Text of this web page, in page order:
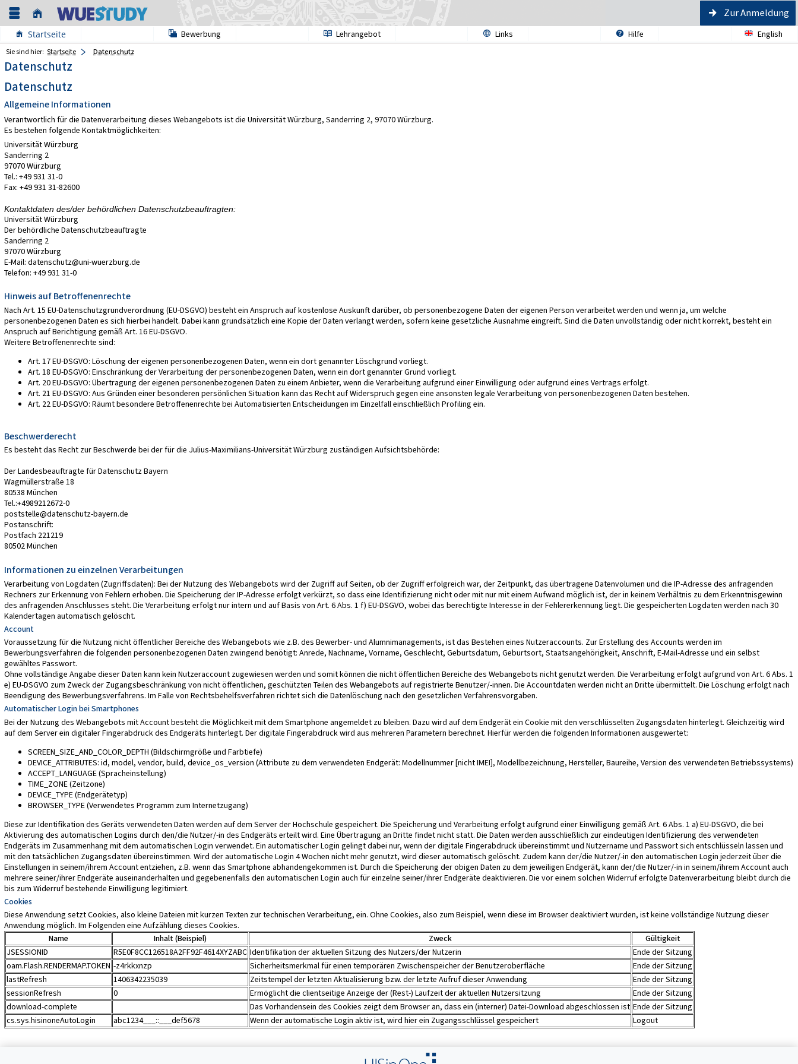
Zur Anmeldung
Startseite Bewerbung Lehrangebot Links Hilfe English
Sie sind hier: Startseite Datenschutz
Datenschutz
Datenschutz
Allgemeine Informationen
Verantwortlich für die Datenverarbeitung dieses Webangebots ist die Universität Würzburg, Sanderring 2, 97070 Würzburg.
Es bestehen folgende Kontaktmöglichkeiten:
Universität Würzburg
Sanderring 2
97070 Würzburg
Tel.: +49 931 31-0
Fax: +49 931 31-82600
Kontaktdaten des/der behördlichen Datenschutzbeauftragten:
Universität Würzburg
Der behördliche Datenschutzbeauftragte
Sanderring 2
97070 Würzburg
E-Mail: datenschutz@uni-wuerzburg.de
Telefon: +49 931 31-0
Hinweis auf Betroffenenrechte
Nach Art. 15 EU-Datenschutzgrundverordnung (EU-DSGVO) besteht ein Anspruch auf kostenlose Auskunft darüber, ob personenbezogene Daten der eigenen Person verarbeitet werden und wenn ja, um welche
personenbezogenen Daten es sich hierbei handelt. Dabei kann grundsätzlich eine Kopie der Daten verlangt werden, sofern keine gesetzliche Ausnahme eingreift. Sind die Daten unvollständig oder nicht korrekt, besteht ein
Anspruch auf Berichtigung gemäß Art. 16 EU-DSGVO.
Weitere Betroffenenrechte sind:
Art. 17 EU-DSGVO: Löschung der eigenen personenbezogenen Daten, wenn ein dort genannter Löschgrund vorliegt.
Art. 18 EU-DSGVO: Einschränkung der Verarbeitung der personenbezogenen Daten, wenn ein dort genannter Grund vorliegt.
Art. 20 EU-DSGVO: Übertragung der eigenen personenbezogenen Daten zu einem Anbieter, wenn die Verarbeitung aufgrund einer Einwilligung oder aufgrund eines Vertrags erfolgt.
Art. 21 EU-DSGVO: Aus Gründen einer besonderen persönlichen Situation kann das Recht auf Widerspruch gegen eine ansonsten legale Verarbeitung von personenbezogenen Daten bestehen.
Art. 22 EU-DSGVO: Räumt besondere Betroffenenrechte bei Automatisierten Entscheidungen im Einzelfall einschließlich Profiling ein.
Beschwerderecht
Es besteht das Recht zur Beschwerde bei der für die Julius-Maximilians-Universität Würzburg zuständigen Aufsichtsbehörde:
Der Landesbeauftragte für Datenschutz Bayern
Wagmüllerstraße 18
80538 München
Tel.:+4989212672-0
poststelle@datenschutz-bayern.de
Postanschrift:
Postfach 221219
80502 München
Informationen zu einzelnen Verarbeitungen
Verarbeitung von Logdaten (Zugriffsdaten): Bei der Nutzung des Webangebots wird der Zugriff auf Seiten, ob der Zugriff erfolgreich war, der Zeitpunkt, das übertragene Datenvolumen und die IP-Adresse des anfragenden
Rechners zur Erkennung von Fehlern erhoben. Die Speicherung der IP-Adresse erfolgt verkürzt, so dass eine Identifizierung nicht oder mit nur mit einem Aufwand möglich ist, der in keinem Verhältnis zu dem Erkenntnisgewinn
des anfragenden Anschlusses steht. Die Verarbeitung erfolgt nur intern und auf Basis von Art. 6 Abs. 1 f) EU-DSGVO, wobei das berechtigte Interesse in der Fehlererkennung liegt. Die gespeicherten Logdaten werden nach 30
Kalendertagen automatisch gelöscht.
Account
Voraussetzung für die Nutzung nicht öffentlicher Bereiche des Webangebots wie z.B. des Bewerber- und Alumnimanagements, ist das Bestehen eines Nutzeraccounts. Zur Erstellung des Accounts werden im
Bewerbungsverfahren die folgenden personenbezogenen Daten zwingend benötigt: Anrede, Nachname, Vorname, Geschlecht, Geburtsdatum, Geburtsort, Staatsangehörigkeit, Anschrift, E-Mail-Adresse und ein selbst
gewähltes Passwort.
Ohne vollständige Angabe dieser Daten kann kein Nutzeraccount zugewiesen werden und somit können die nicht öffentlichen Bereiche des Webangebots nicht genutzt werden. Die Verarbeitung erfolgt aufgrund von Art. 6 Abs. 1
e) EU-DSGVO zum Zweck der Zugangsbeschränkung von nicht öffentlichen, geschützten Teilen des Webangebots auf registrierte Benutzer/-innen. Die Accountdaten werden nicht an Dritte übermittelt. Die Löschung erfolgt nach
Beendigung des Bewerbungsverfahrens. Im Falle von Rechtsbehelfsverfahren richtet sich die Datenlöschung nach den gesetzlichen Verfahrensvorgaben.
Automatischer Login bei Smartphones
Bei der Nutzung des Webangebots mit Account besteht die Möglichkeit mit dem Smartphone angemeldet zu bleiben. Dazu wird auf dem Endgerät ein Cookie mit den verschlüsselten Zugangsdaten hinterlegt. Gleichzeitig wird
auf dem Server ein digitaler Fingerabdruck des Endgeräts hinterlegt. Der digitale Fingerabdruck wird aus mehreren Parametern berechnet. Hierfür werden die folgenden Informationen ausgewertet:
SCREEN_SIZE_AND_COLOR_DEPTH (Bildschirmgröße und Farbtiefe)
DEVICE_ATTRIBUTES: id, model, vendor, build, device_os_version (Attribute zu dem verwendeten Endgerät: Modellnummer [nicht IMEI], Modellbezeichnung, Hersteller, Baureihe, Version des verwendeten Betriebssystems)
ACCEPT_LANGUAGE (Spracheinstellung)
TIME_ZONE (Zeitzone)
DEVICE_TYPE (Endgerätetyp)
BROWSER_TYPE (Verwendetes Programm zum Internetzugang)
Diese zur Identifikation des Geräts verwendeten Daten werden auf dem Server der Hochschule gespeichert. Die Speicherung und Verarbeitung erfolgt aufgrund einer Einwilligung gemäß Art. 6 Abs. 1 a) EU-DSGVO, die bei
Aktivierung des automatischen Logins durch den/die Nutzer/-in des Endgeräts erteilt wird. Eine Übertragung an Dritte findet nicht statt. Die Daten werden ausschließlich zur eindeutigen Identifizierung des verwendeten
Endgeräts im Zusammenhang mit dem automatischen Login verwendet. Ein automatischer Login gelingt dabei nur, wenn der digitale Fingerabdruck übereinstimmt und Nutzername und Passwort sich entschlüsseln lassen und
mit den tatsächlichen Zugangsdaten übereinstimmen. Wird der automatische Login 4 Wochen nicht mehr genutzt, wird dieser automatisch gelöscht. Zudem kann der/die Nutzer/-in den automatischen Login jederzeit über die
Einstellungen in seinem/ihrem Account entziehen, z.B. wenn das Smartphone abhandengekommen ist. Durch die Speicherung der obigen Daten zu dem jeweiligen Endgerät, kann der/die Nutzer/-in in seinem/ihrem Account auch
mehrere seiner/ihrer Endgeräte auseinanderhalten und gegebenenfalls den automatischen Login auch für einzelne seiner/ihrer Endgeräte deaktivieren. Die vor einem solchen Widerruf erfolgte Datenverarbeitung bleibt durch die
bis zum Widerruf bestehende Einwilligung legitimiert.
Cookies
Diese Anwendung setzt Cookies, also kleine Dateien mit kurzen Texten zur technischen Verarbeitung, ein. Ohne Cookies, also zum Beispiel, wenn diese im Browser deaktiviert wurden, ist keine vollständige Nutzung dieser
Anwendung möglich. Im Folgenden eine Aufzählung dieses Cookies.
Name
Inhalt (Beispiel) Zweck
Gültigkeit
JSESSIONID
R5E0F8CC126518A2FF92F4614XYZABC Identifikation der aktuellen Sitzung des Nutzers/der Nutzerin
Ende der Sitzung
oam.Flash.RENDERMAP.TOKEN -z4rkkxnzp Sicherheitsmerkmal für einen temporären Zwischenspeicher der Benutzeroberfläche
Ende der Sitzung
lastRefresh
1406342235039 Zeitstempel der letzten Aktualisierung bzw. der letzte Aufruf dieser Anwendung
Ende der Sitzung
sessionRefresh
0 Ermöglicht die clientseitige Anzeige der (Rest-) Laufzeit der aktuellen Nutzersitzung
Ende der Sitzung
download-complete
Das Vorhandensein des Cookies zeigt dem Browser an, dass ein (interner) Datei-Download abgeschlossen ist Ende der Sitzung
cs.sys.hisinoneAutoLogin
abc1234___::___def5678 Wenn der automatische Login aktiv ist, wird hier ein Zugangsschlüssel gespeichert Logout